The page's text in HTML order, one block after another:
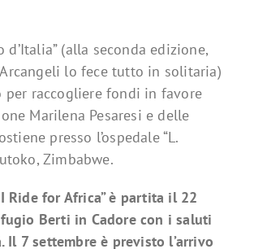
d’Italia” (alla seconda edizione,
lo fece tutto in solitaria)
per raccogliere fondi in favore
Marilena Pesaresi e delle
presso l’ospedale “L.
Zimbabwe.
Ride for Africa” è partita il 22
Berti in Cadore con i saluti
Il 7 settembre è previsto l’arrivo